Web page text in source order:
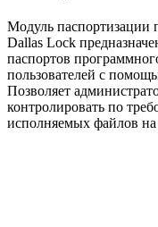
Модуль паспортизации
Dallas Lock
паспортов
пользователей с
Позволяет
контролировать по
исполняемых файлов на